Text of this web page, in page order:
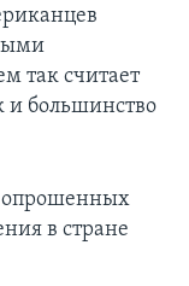
так считает
и большинство
опрошенных
в стране